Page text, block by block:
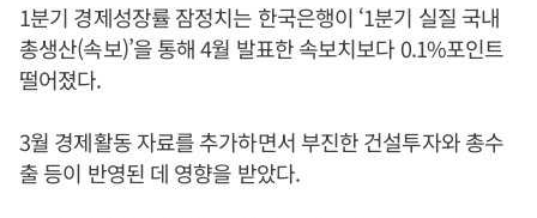
1분기 경제성장률 잠정치는 한국은행이 ‘1분기 실질 국내
총생산(속보)’을 통해 4월 발표한 속보치보다 0.1%포인트
떨어졌다.
3월 경제활동 자료를 추가하면서 부진한 건설투자와 총수
출 등이 반영된 데 영향을 받았다.